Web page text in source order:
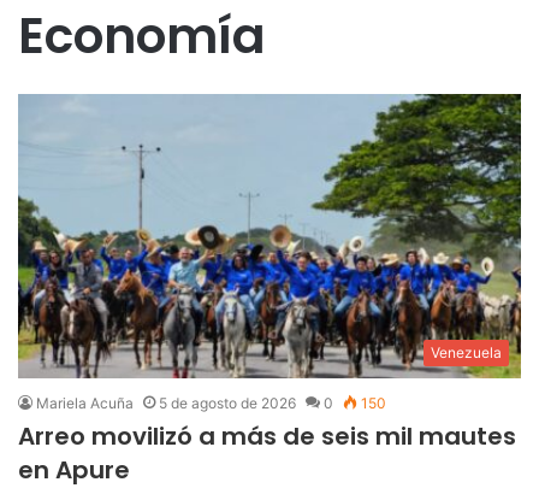
Economía
Venezuela
Mariela Acuña 5 de agosto de 2026 0 150
Arreo movilizó a más de seis mil mautes
en Apure